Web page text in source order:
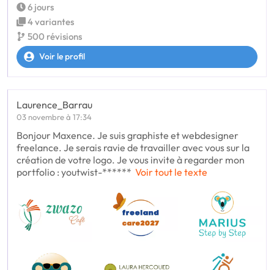
6 jours
4 variantes
500 révisions
Voir le profil
Laurence_Barrau
03 novembre à 17:34
Bonjour Maxence. Je suis graphiste et webdesigner
freelance. Je serais ravie de travailler avec vous sur la
création de votre logo. Je vous invite à regarder mon
portfolio : youtwist-****** Voir tout le texte